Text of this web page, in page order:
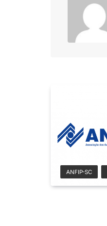
ANFIP-SC